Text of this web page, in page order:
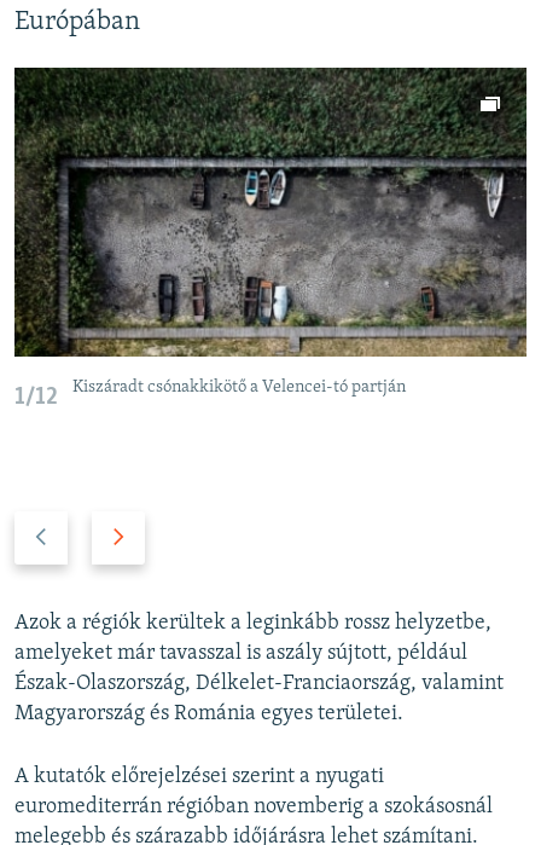
Európában
1/12 Kiszáradt csónakkikötő a Velencei-tó partján
v
i
o
u
s
l
i
t
s
l
i
e
Azok a régiók kerültek a leginkább rossz helyzetbe,
amelyeket már tavasszal is aszály sújtott, például
Észak-Olaszország, Délkelet-Franciaország, valamint
Magyarország és Románia egyes területei.
A kutatók előrejelzései szerint a nyugati
euromediterrán régióban novemberig a szokásosnál
melegebb és szárazabb időjárásra lehet számítani.